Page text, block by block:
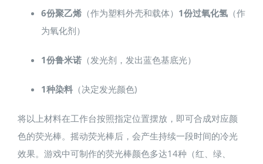
6份聚乙烯（作为塑料外壳和载体） 1份过氧化氢（作
为氧化剂）
1份鲁米诺（发光剂，发出蓝色基底光）
1种染料（决定发光颜色)
将以上材料在工作台按照指定位置摆放，即可合成对应颜
色的荧光棒。摇动荧光棒后，会产生持续一段时间的冷光
效果。游戏中可制作的荧光棒颜色多达14种（红、绿、